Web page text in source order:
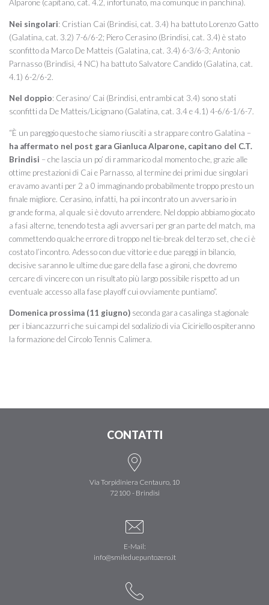
Alparone (capitano, cat. 4.2, infortunato, ma comunque in panchina).
Nei singolari: Cristian Cai (Brindisi, cat. 3.4) ha battuto Lorenzo Gatto
(Galatina, cat. 3.2) 7-6/6-2; Piero Cerasino (Brindisi, cat. 3.4) è stato
sconfitto da Marco De Matteis (Galatina, cat. 3.4) 6-3/6-3; Antonio
Parnasso (Brindisi, 4 NC) ha battuto Salvatore Candido (Galatina, cat.
4.1) 6-2/6-2.
Nel doppio: Cerasino/ Cai (Brindisi, entrambi cat 3.4) sono stati
sconfitti da De Matteis/Licignano (Galatina, cat. 3.4 e 4.1) 4-6/6-1/6-7.
“È un pareggio questo che siamo riusciti a strappare contro Galatina –
ha affermato nel post gara Gianluca Alparone, capitano del C.T.
Brindisi – che lascia un po’ di rammarico dal momento che, grazie alle
ottime prestazioni di Cai e Parnasso, al termine dei primi due singolari
eravamo avanti per 2 a 0 immaginando probabilmente troppo presto un
finale migliore. Cerasino, infatti, ha poi incontrato un avversario in
grande forma, al quale si è dovuto arrendere. Nel doppio abbiamo giocato
a fasi alterne, tenendo testa agli avversari per gran parte del match, ma
commettendo qualche errore di troppo nel tie-break del terzo set, che ci è
costato l’incontro. Adesso con due vittorie e due pareggi in bilancio,
decisive saranno le ultime due gare della fase a gironi, che dovremo
cercare di vincere con un risultato più largo possibile rispetto ad un
eventuale accesso alla fase playoff cui ovviamente puntiamo”.
Domenica prossima (11 giugno) seconda gara casalinga stagionale
per i biancazzurri che sui campi del sodalizio di via Ciciriello ospiteranno
la formazione del Circolo Tennis Calimera.
CONTATTI
Via Torpidiniera Centauro, 10
72100 - Brindisi
E-Mail:
info@smileduepuntozero.it